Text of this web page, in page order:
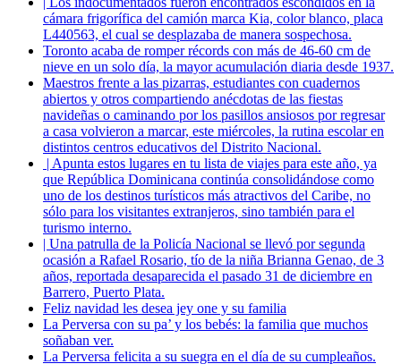
cámara frigorífica del camión marca Kia, color blanco, placa
L440563, el cual se desplazaba de manera sospechosa.
Toronto acaba de romper récords con más de 46-60 cm de
nieve en un solo día, la mayor acumulación diaria desde 1937.
Maestros frente a las pizarras, estudiantes con cuadernos
abiertos y otros compartiendo anécdotas de las fiestas
navideñas o caminando por los pasillos ansiosos por regresar
a casa volvieron a marcar, este miércoles, la rutina escolar en
distintos centros educativos del Distrito Nacional.
| Apunta estos lugares en tu lista de viajes para este año, ya
que República Dominicana continúa consolidándose como
uno de los destinos turísticos más atractivos del Caribe, no
sólo para los visitantes extranjeros, sino también para el
turismo interno.
| Una patrulla de la Policía Nacional se llevó por segunda
ocasión a Rafael Rosario, tío de la niña Brianna Genao, de 3
años, reportada desaparecida el pasado 31 de diciembre en
Barrero, Puerto Plata.
Feliz navidad les desea jey one y su familia
La Perversa con su pa’ y los bebés: la familia que muchos
soñaban ver.
La Perversa felicita a su suegra en el día de su cumpleaños.